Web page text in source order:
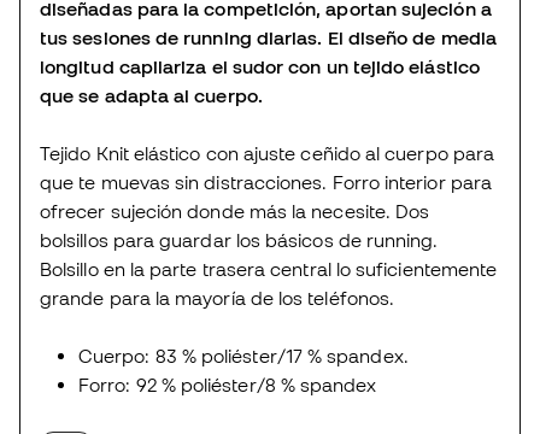
diseñadas para la competición, aportan sujeción a
tus sesiones de running diarias. El diseño de media
longitud capilariza el sudor con un tejido elástico
que se adapta al cuerpo.
Tejido Knit elástico con ajuste ceñido al cuerpo para
que te muevas sin distracciones. Forro interior para
ofrecer sujeción donde más la necesite. Dos
bolsillos para guardar los básicos de running.
Bolsillo en la parte trasera central lo suficientemente
grande para la mayoría de los teléfonos.
Cuerpo: 83 % poliéster/17 % spandex.
Forro: 92 % poliéster/8 % spandex